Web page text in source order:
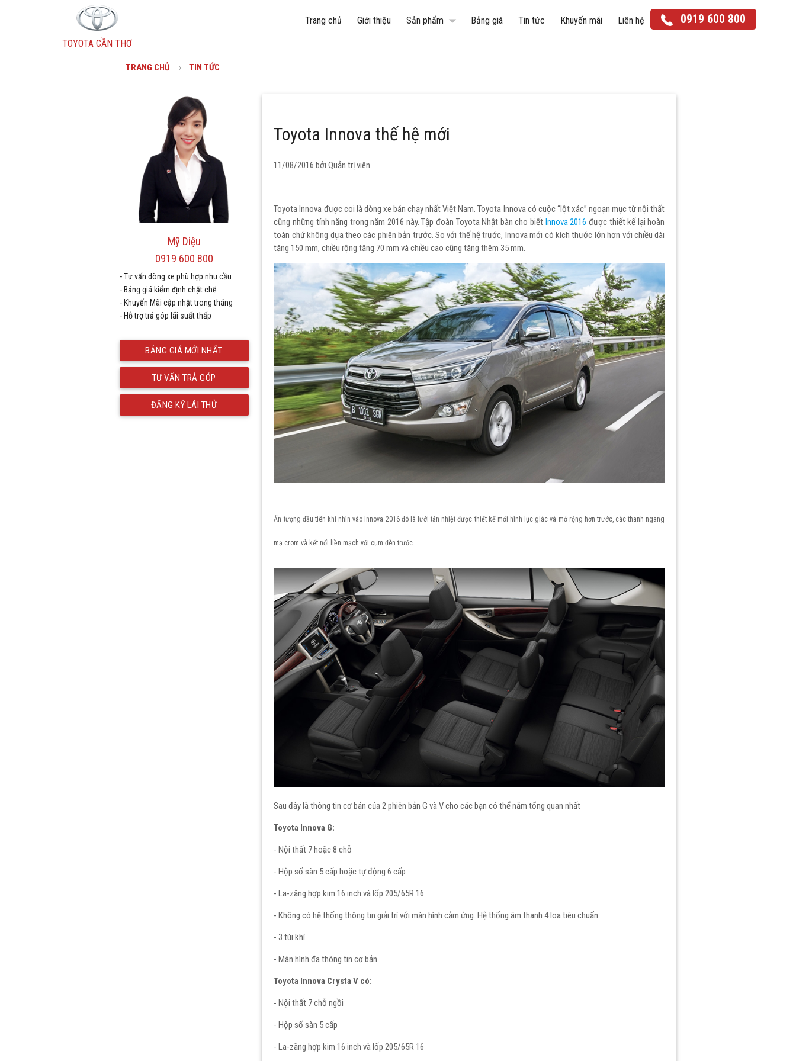
TOYOTA CẦN THƠ
0919 600 800
Trang chủ Giới thiệu Sản phẩm arrow_drop_down
Vios Corolla Altis Camry
Innova Innova Cross Veloz Cross Avanza Premio Land Cruiser Prado
Hilux
Bảng giá Tin tức Khuyến mãi Liên hệ
TRANG CHỦ TIN TỨC
Mỹ Diệu
0919 600 800
- Tư vấn dòng xe phù hợp nhu cầu
- Bảng giá kiểm định chặt chẽ
- Khuyến Mãi cập nhật trong tháng
- Hỗ trợ trả góp lãi suất thấp
BẢNG GIÁ MỚI NHẤT
TƯ VẤN TRẢ GÓP
ĐĂNG KÝ LÁI THỬ
Toyota Innova thế hệ mới
11/08/2016 bởiQuản trị viên
Toyota Innova được coi là dòng xe bán chạy nhất Việt Nam. Toyota Innova có cuộc “lột xác” ngoạn mục từ nội thất
cũng những tính năng trong năm 2016 này. Tập đoàn Toyota Nhật bàn cho biết Innova 2016 được thiết kế lại hoàn
toàn chứ không dựa theo các phiên bản trước. So với thế hệ trước, Innova mới có kích thước lớn hơn với chiều dài
tăng 150 mm, chiều rộng tăng 70 mm và chiều cao cũng tăng thêm 35 mm.
Ấn tượng đầu tiên khi nhìn vào Innova 2016 đó là lưới tản nhiệt được thiết kế mới hình lục giác và mở rộng hơn trước, các thanh ngang
mạ crom và kết nối liền mạch với cụm đèn trước.
Sau đây là thông tin cơ bản của 2 phiên bản G và V cho các bạn có thể nắm tổng quan nhất
Toyota Innova G:
- Nội thất 7 hoặc 8 chỗ
- Hộp số sàn 5 cấp hoặc tự động 6 cấp
- La-zăng hợp kim 16 inch và lốp 205/65R 16
- Không có hệ thống thông tin giải trí với màn hình cảm ứng. Hệ thống âm thanh 4 loa tiêu chuẩn.
- 3 túi khí
- Màn hình đa thông tin cơ bản
Toyota Innova Crysta V có:
- Nội thất 7 chỗ ngồi
- Hộp số sàn 5 cấp
- La-zăng hợp kim 16 inch và lốp 205/65R 16